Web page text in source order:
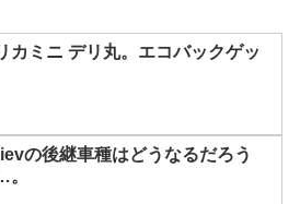
カミニ デリ丸。エコバックゲッ
の後継車種はどうなるだろう